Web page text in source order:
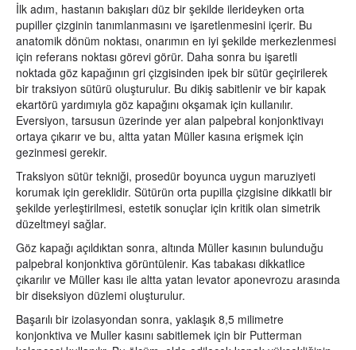
İlk adım, hastanın bakışları düz bir şekilde ilerideyken orta
pupiller çizginin tanımlanmasını ve işaretlenmesini içerir. Bu
anatomik dönüm noktası, onarımın en iyi şekilde merkezlenmesi
için referans noktası görevi görür. Daha sonra bu işaretli
noktada göz kapağının gri çizgisinden ipek bir sütür geçirilerek
bir traksiyon sütürü oluşturulur. Bu dikiş sabitlenir ve bir kapak
ekartörü yardımıyla göz kapağını okşamak için kullanılır.
Eversiyon, tarsusun üzerinde yer alan palpebral konjonktivayı
ortaya çıkarır ve bu, altta yatan Müller kasına erişmek için
gezinmesi gerekir.
Traksiyon sütür tekniği, prosedür boyunca uygun maruziyeti
korumak için gereklidir. Sütürün orta pupilla çizgisine dikkatli bir
şekilde yerleştirilmesi, estetik sonuçlar için kritik olan simetrik
düzeltmeyi sağlar.
Göz kapağı açıldıktan sonra, altında Müller kasının bulunduğu
palpebral konjonktiva görüntülenir. Kas tabakası dikkatlice
çıkarılır ve Müller kası ile altta yatan levator aponevrozu arasında
bir diseksiyon düzlemi oluşturulur.
Başarılı bir izolasyondan sonra, yaklaşık 8,5 milimetre
konjonktiva ve Muller kasını sabitlemek için bir Putterman